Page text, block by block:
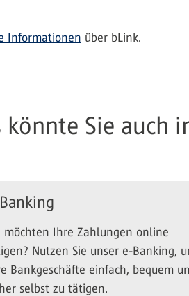
Informationen über bLink.
könnte Sie auch
möchten Ihre Zahlungen online
Nutzen Sie unser e-Banking,
Bankgeschäfte einfach, bequem
selbst zu tätigen.